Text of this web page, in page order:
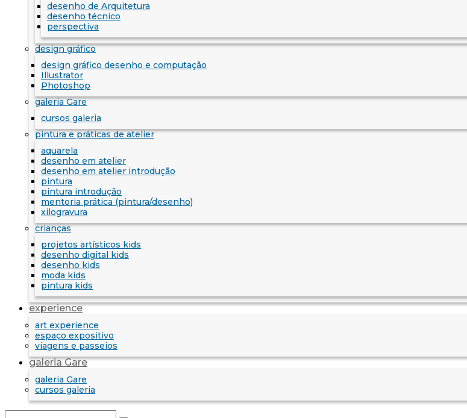
desenho de Arquitetura
desenho técnico
perspectiva
design gráfico
design gráfico desenho e computação
Illustrator
Photoshop
galeria Gare
cursos galeria
pintura e práticas de atelier
aquarela
desenho em atelier
desenho em atelier introdução
pintura
pintura introdução
mentoria prática (pintura/desenho)
xilogravura
crianças
projetos artísticos kids
desenho digital kids
desenho kids
moda kids
pintura kids
experience
art experience
espaço expositivo
viagens e passeios
galeria Gare
galeria Gare
cursos galeria